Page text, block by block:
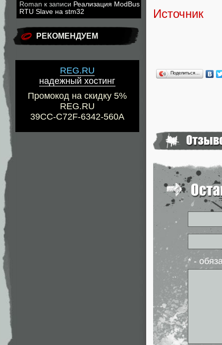
Roman к записи Реализация ModBus
RTU Slave на stm32
РЕКОМЕНДУЕМ
REG.RU
надежный хостинг
Промокод на скидку 5%
REG.RU
39CC-C72F-6342-560A
Источник
Поделиться…
* -